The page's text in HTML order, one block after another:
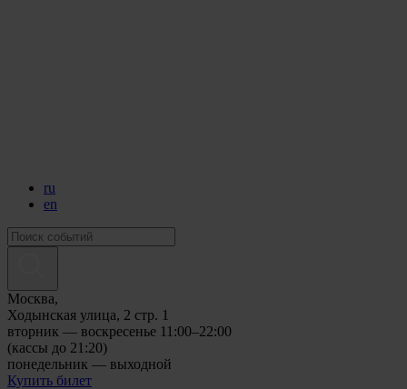
ru
en
Москва,
Ходынская улица, 2 стр. 1
вторник — воскресенье 11:00–22:00
(кассы до 21:20)
понедельник — выходной
Купить билет